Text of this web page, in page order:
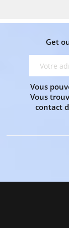
Get
Vous
Vous
contact